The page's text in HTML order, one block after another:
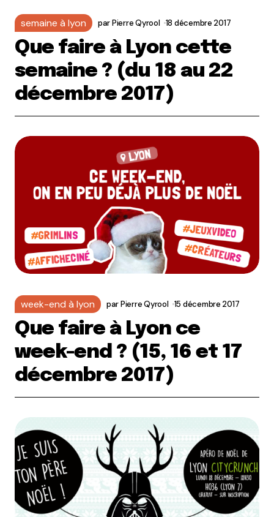
semaine à lyon parPierre Qyrool 18 décembre 2017
Que faire à Lyon cette
semaine ? (du 18 au 22
décembre 2017)
week-end à lyon parPierre Qyrool 15 décembre 2017
Que faire à Lyon ce
week-end ? (15, 16 et 17
décembre 2017)